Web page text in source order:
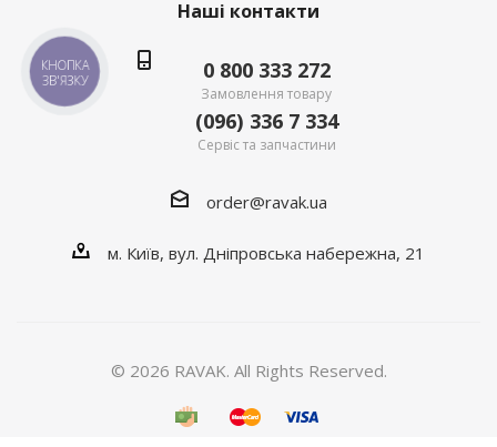
Наші контакти
0 800 333 272
Замовлення товару
(096) 336 7 334
Сервіс та запчастини
order@ravak.ua
м. Київ, вул. Дніпровська набережна, 21
© 2026 RAVAK. All Rights Reserved.
КНОПКА
ЗВ'ЯЗКУ